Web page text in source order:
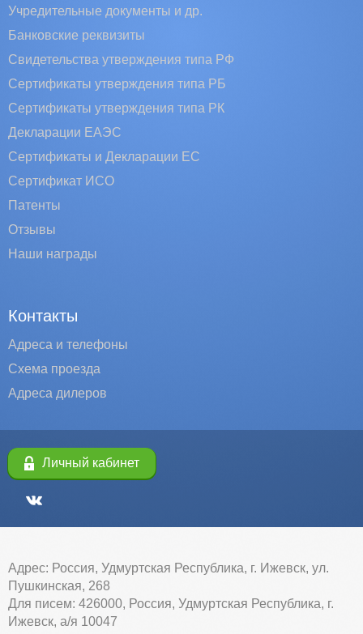
Учредительные документы и др.
Банковские реквизиты
Свидетельства утверждения типа РФ
Сертификаты утверждения типа РБ
Сертификаты утверждения типа РК
Декларации ЕАЭС
Сертификаты и Декларации EC
Сертификат ИСО
Патенты
Отзывы
Наши награды
Контакты
Адреса и телефоны
Схема проезда
Адреса дилеров
Личный кабинет
Адрес: Россия, Удмуртская Республика, г. Ижевск, ул.
Пушкинская, 268
Для писем: 426000, Россия, Удмуртская Республика, г.
Ижевск, а/я 10047